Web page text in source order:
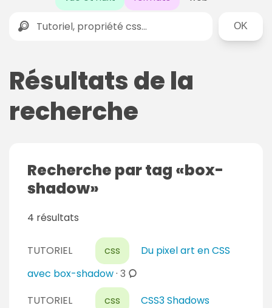
Rechercher
Résultats de la
recherche
Recherche par tag
box-
shadow
4 résultats
TUTORIEL css
Du pixel art en CSS
avec box-shadow· 3 c
o
TUTORIEL css CSS3 Shadows